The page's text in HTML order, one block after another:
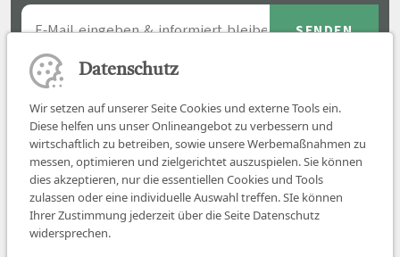
Job finden
Datenschutz
Wir setzen auf unserer Seite Cookies und externe Tools ein.
Diese helfen uns unser Onlineangebot zu verbessern und
wirtschaftlich zu betreiben, sowie unsere Werbemaßnahmen zu
messen, optimieren und zielgerichtet auszuspielen. Sie können
dies akzeptieren, nur die essentiellen Cookies und Tools
zulassen oder eine individuelle Auswahl treffen. SIe können
Ihrer Zustimmung jederzeit über die Seite Datenschutz
widersprechen.